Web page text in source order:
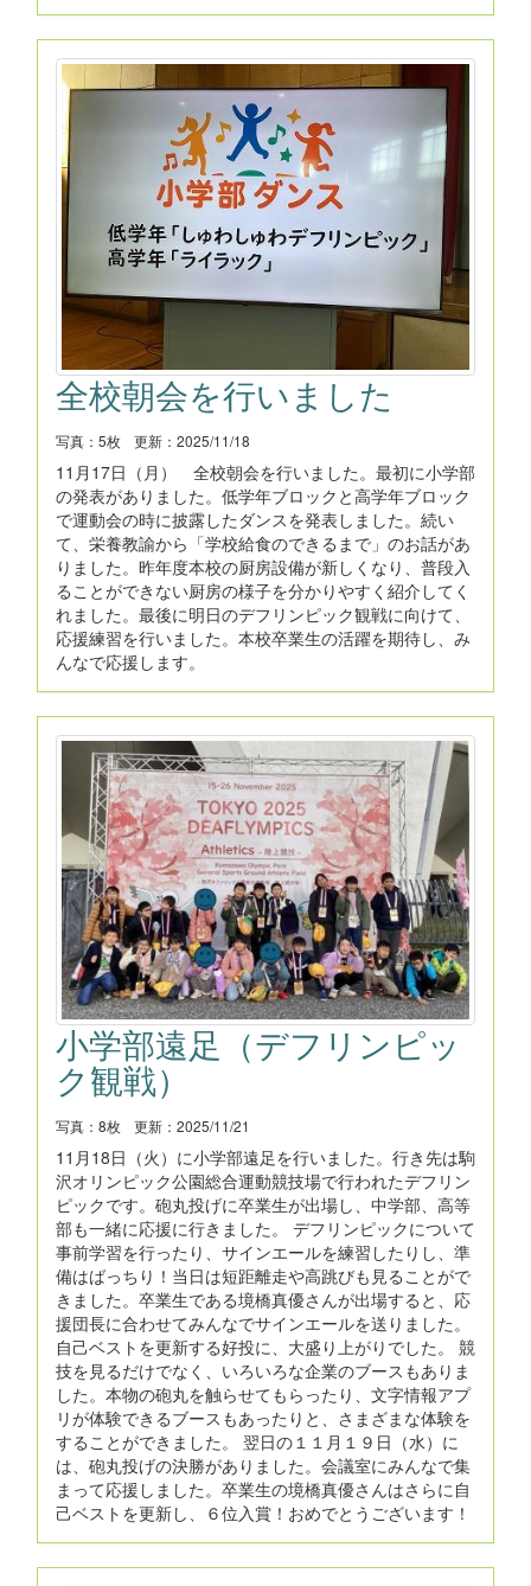
全校朝会を行いました
写真：5枚 更新：2025/11/18
11月17日（月） 全校朝会を行いました。最初に小学部
の発表がありました。低学年ブロックと高学年ブロック
で運動会の時に披露したダンスを発表しました。続い
て、栄養教諭から「学校給食のできるまで」のお話があ
りました。昨年度本校の厨房設備が新しくなり、普段入
ることができない厨房の様子を分かりやすく紹介してく
れました。最後に明日のデフリンピック観戦に向けて、
応援練習を行いました。本校卒業生の活躍を期待し、み
んなで応援します。
小学部遠足（デフリンピッ
ク観戦）
写真：8枚 更新：2025/11/21
11月18日（火）に小学部遠足を行いました。行き先は駒
沢オリンピック公園総合運動競技場で行われたデフリン
ピックです。砲丸投げに卒業生が出場し、中学部、高等
部も一緒に応援に行きました。 デフリンピックについて
事前学習を行ったり、サインエールを練習したりし、準
備はばっちり！当日は短距離走や高跳びも見ることがで
きました。卒業生である境橋真優さんが出場すると、応
援団長に合わせてみんなでサインエールを送りました。
自己ベストを更新する好投に、大盛り上がりでした。 競
技を見るだけでなく、いろいろな企業のブースもありま
した。本物の砲丸を触らせてもらったり、文字情報アプ
リが体験できるブースもあったりと、さまざまな体験を
することができました。 翌日の１１月１９日（水）に
は、砲丸投げの決勝がありました。会議室にみんなで集
まって応援しました。卒業生の境橋真優さんはさらに自
己ベストを更新し、６位入賞！おめでとうございます！